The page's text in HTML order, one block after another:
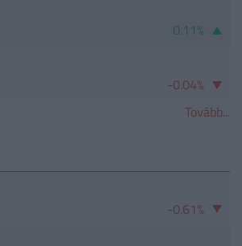
0.11%
-0.04%
Tovább...
-0.61%